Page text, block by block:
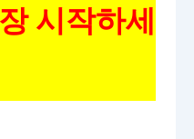
시작하세